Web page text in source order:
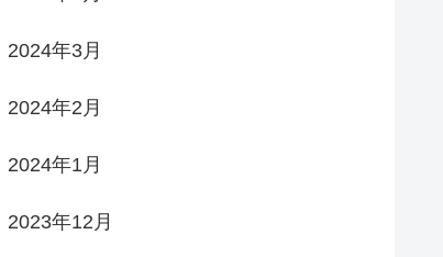
2024年3月
2024年2月
2024年1月
2023年12月